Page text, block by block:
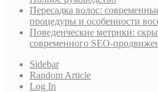
Пересадка волос:
процедуры и особенности
Поведенческие метрики:
современного SEO-
Sidebar
Random Article
Log In